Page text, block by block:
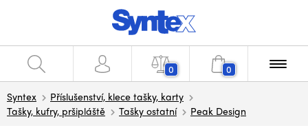
0 0
Syntex
Příslušenství, klece tašky, karty
Tašky, kufry, pršipláště
Tašky ostatní Peak Design